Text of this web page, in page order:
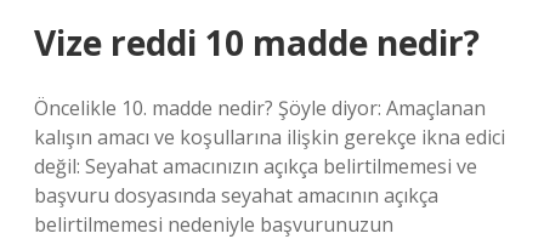
Vize reddi 10 madde nedir?
Öncelikle 10. madde nedir? Şöyle diyor: Amaçlanan
kalışın amacı ve koşullarına ilişkin gerekçe ikna edici
değil: Seyahat amacınızın açıkça belirtilmemesi ve
başvuru dosyasında seyahat amacının açıkça
belirtilmemesi nedeniyle başvurunuzun